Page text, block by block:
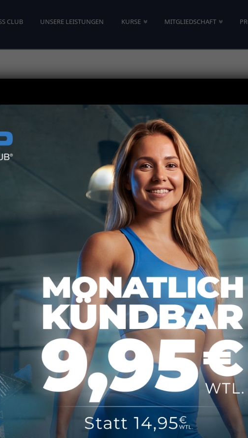
CLUB UNSERE LEISTUNGEN KURSE MITGLIEDSCHAFT
Über MAP Mainz